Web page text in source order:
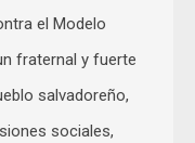
el Modelo
fraternal y fuerte
salvadoreño,
sociales,